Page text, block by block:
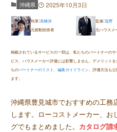
沖縄県 2025年10月3日
執筆:高橋渉
元振動技術者
監修:塩野
元ハウスメ
掲載されているサービスの一部は、私たちのパートナーの
ビス、ハウスメーカー評価には影響しません。デメリット
ちのパートナーのリスト 、編集ガイドライン、評価方法も
ます。
沖縄県豊見城市でおすすめの工務
します。ローコストメーカー、
グでもまとめました。 カタログ請